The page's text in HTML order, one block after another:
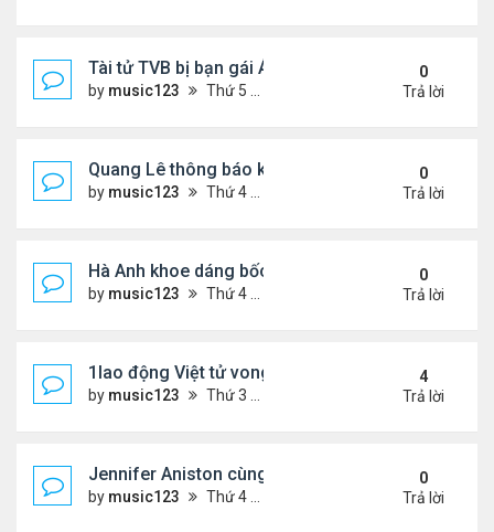
Tài tử TVB bị bạn gái Á hậu phản bội giờ ra sao?
by music123 Thứ 5 Tháng 7 30, 2026 6:18 pm
0
Trả lời
Quang Lê thông báo khẩn cấp
by music123 Thứ 4 Tháng 7 29, 2026 5:52 pm
0
Trả lời
Hà Anh khoe dáng bốc lửa của ở Maldives
by music123 Thứ 4 Tháng 7 29, 2026 5:48 pm
0
Trả lời
1lao động Việt tử vong trong trận động đất ở Nhật
by music123 Thứ 3 Tháng 7 28, 2026 4:16 pm
4
Trả lời
Jennifer Aniston cùng bạn trai nghỉ dưỡng trên du
by music123 Thứ 4 Tháng 7 29, 2026 5:26 pm
0
Trả lời